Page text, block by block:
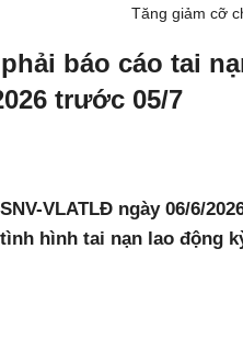
Tăng giảm cỡ
báo cáo tai
trước 05/7
VLATLĐ ngày 06/6/
hình tai nạn lao động